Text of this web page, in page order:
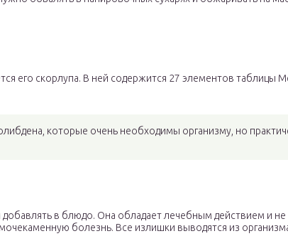
его скорлупа. В ней содержится 27 элементов таблицы
которые очень необходимы организму, но
добавлять в блюдо. Она обладает лечебным действием и
болезнь. Все излишки выводятся из